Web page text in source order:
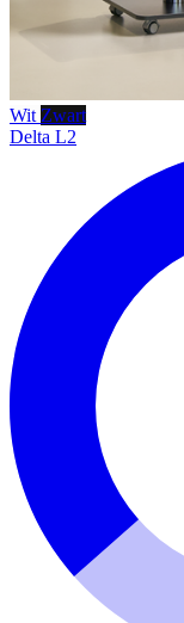
Wit Zwart
Delta L2